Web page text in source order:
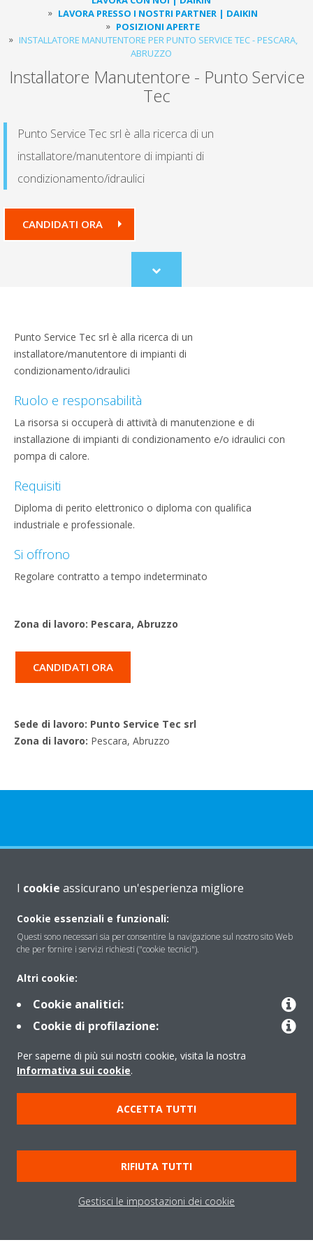
LAVORA PRESSO I NOSTRI PARTNER | DAIKIN
POSIZIONI APERTE
INSTALLATORE MANUTENTORE PER PUNTO SERVICE TEC - PESCARA,
ABRUZZO
Installatore Manutentore - Punto Service
Tec
Punto Service Tec srl è alla ricerca di un
installatore/manutentore di impianti di
condizionamento/idraulici
CANDIDATI ORA
Scroll
to
Punto Service Tec srl è alla ricerca di un
installatore/manutentore di impianti di
condizionamento/idraulici
Ruolo e responsabilità
La risorsa si occuperà di attività di manutenzione e di
installazione di impianti di condizionamento e/o idraulici con
pompa di calore.
Requisiti
Diploma di perito elettronico o diploma con qualifica
industriale e professionale.
Si offrono
Regolare contratto a tempo indeterminato
Zona di lavoro: Pescara, Abruzzo
CANDIDATI ORA
Sede di lavoro: Punto Service Tec srl
Zona di lavoro: Pescara, Abruzzo
Soluzioni
Contattaci
Periodo di supporto definito
Politica di segnalazione e divulgazione delle vulnerabilità del
Gruppo Daikin Europe
Regolamenti
Cerca Prodotto
Data Act
I cookie assicurano un'esperienza migliore
Cookie essenziali e funzionali:
Questi sono necessari sia per consentire la navigazione sul nostro sito Web
che per fornire i servizi richiesti ("cookie tecnici").
Altri cookie:
Cookie analitici:
Cookie di profilazione:
Per saperne di più sui nostri cookie, visita la nostra
Informativa sui cookie.
ACCETTA TUTTI
RIFIUTA TUTTI
Gestisci le impostazioni dei cookie